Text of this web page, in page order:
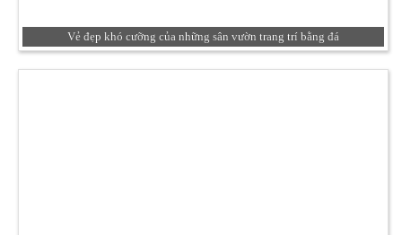
Vẻ đẹp khó cưỡng của những sân vườn trang trí bằng đá